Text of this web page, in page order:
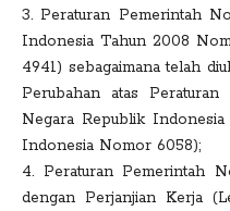
3. Peraturan Pemerintah
Indonesia Tahun 2008
4941) sebagaimana telah
Perubahan atas
Negara Republik
Indonesia Nomor 6058);
4. Peraturan Pemerintah
dengan Perjanjian Kerja